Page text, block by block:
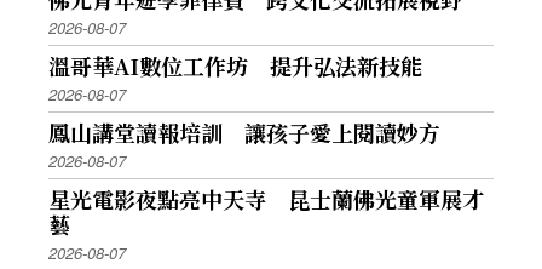
2026-08-07
溫哥華AI數位工作坊 提升弘法新技能
2026-08-07
鳳山講堂讀報培訓 讓孩子愛上閱讀妙方
2026-08-07
星光電影夜點亮中天寺 昆士蘭佛光童軍展才
藝
2026-08-07